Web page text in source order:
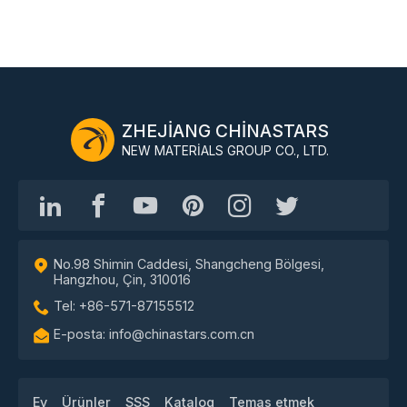
ZHEJIANG CHINASTARS
NEW MATERIALS GROUP CO., LTD.
No.98 Shimin Caddesi, Shangcheng Bölgesi,
Hangzhou, Çin, 310016
Tel: +86-571-87155512
E-posta: info@chinastars.com.cn
Ev Ürünler SSS Katalog Temas etmek